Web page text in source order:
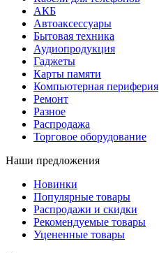
АКБ
Автоаксессуары
Бытовая техника
Аудиопродукция
Гаджеты
Карты памяти
Компьютерная периферия
Ремонт
Разное
Распродажа
Торговое оборудование
Наши предложения
Новинки
Популярные товары
Распродажи и скидки
Рекомендуемые товары
Уцененные товары